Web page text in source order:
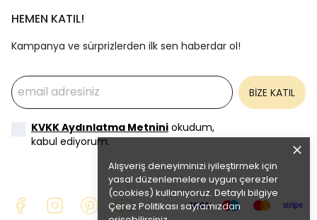
Alışveriş deneyiminizi iyileştirmek için
yasal düzenlemelere uygun çerezler
(cookies) kullanıyoruz. Detaylı bilgiye
Çerez Politikası sayfamızdan
HEMEN KATIL!
Kampanya ve sürprizlerden ilk sen haberdar ol!
BİZE KATIL
KVKK Aydınlatma Metnini okudum,
kabul ediyorum.